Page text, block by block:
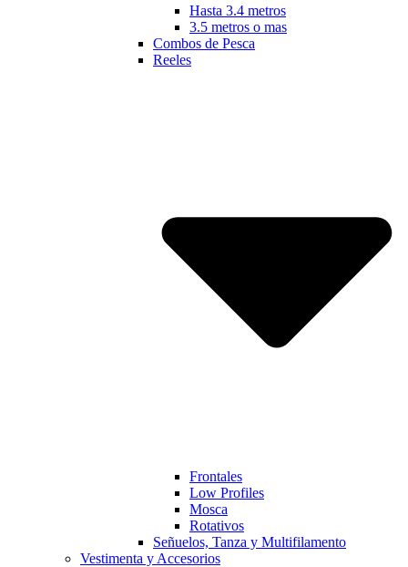
Hasta 3.4 metros
3.5 metros o mas
Combos de Pesca
Reeles
Frontales
Low Profiles
Mosca
Rotativos
Señuelos, Tanza y Multifilamento
Vestimenta y Accesorios